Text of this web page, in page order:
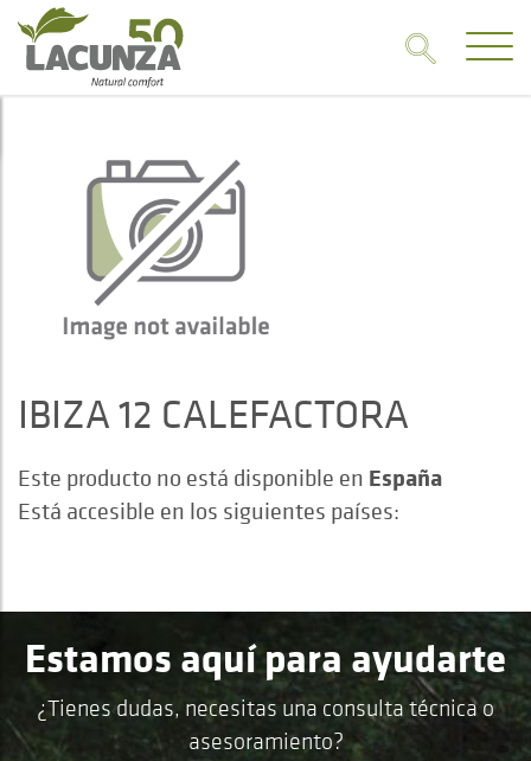
IBIZA 12 CALEFACTORA
Este producto no está disponible en España
Está accesible en los siguientes países:
Estamos aquí para ayudarte
¿Tienes dudas, necesitas una consulta técnica o
asesoramiento?